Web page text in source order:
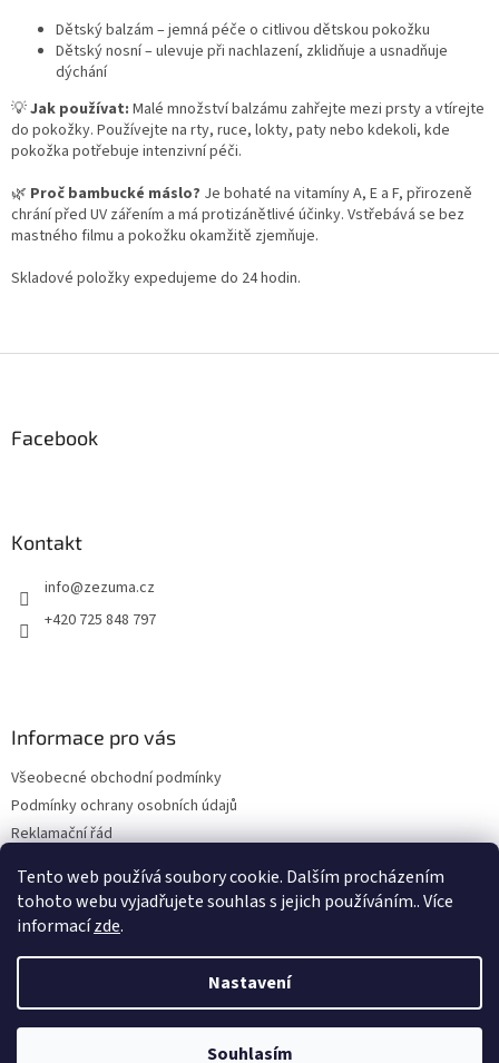
Tento web používá soubory cookie. Dalším procházením
tohoto webu vyjadřujete souhlas s jejich používáním.. Více
informacízde.
Nastavení
Souhlasím
Dětský balzám – jemná péče o citlivou dětskou pokožku
Dětský nosní – ulevuje při nachlazení, zklidňuje a usnadňuje
dýchání
💡Jak používat: Malé množství balzámu zahřejte mezi prsty a vtírejte
do pokožky. Používejte na rty, ruce, lokty, paty nebo kdekoli, kde
pokožka potřebuje intenzivní péči.
🌿 Proč bambucké máslo? Je bohaté na vitamíny A, E a F, přirozeně
chrání před UV zářením a má protizánětlivé účinky. Vstřebává se bez
mastného filmu a pokožku okamžitě zjemňuje.
Skladové položky expedujeme do 24 hodin.
Facebook
Kontakt
info@zezuma.cz
+420 725 848 797
Informace pro vás
Všeobecné obchodní podmínky
Podmínky ochrany osobních údajů
Reklamační řád
Napište nám
Vytvořil Shoptet
www.zezuma.cz. Všechna práva vyhrazena.